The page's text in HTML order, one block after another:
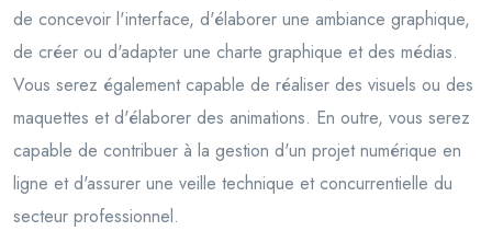
de concevoir l'interface, d'élaborer une ambiance graphique,
de créer ou d'adapter une charte graphique et des médias.
Vous serez également capable de réaliser des visuels ou des
maquettes et d'élaborer des animations. En outre, vous serez
capable de contribuer à la gestion d'un projet numérique en
ligne et d'assurer une veille technique et concurrentielle du
secteur professionnel.